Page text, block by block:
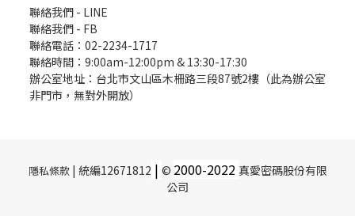
聯絡我們 - LINE
聯絡我們 - FB
聯絡電話：02-2234-1717
聯絡時間：9:00am-12:00pm & 13:30-17:30
辦公室地址：台北市文山區木柵路三段87號2樓（此為辦公室
非門市，無對外開放）
隱私條款| 統編12671812 | © 2000-2022 真愛密碼股份有限
公司